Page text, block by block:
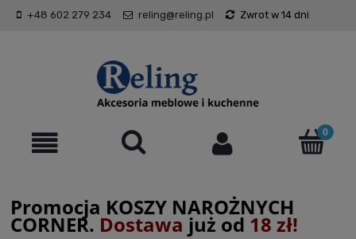
+48 602 279 234 reling@reling.pl Zwrot w 14 dni
Promocja KOSZY NAROŻNYCH
CORNER. Dostawa już od 18 zł!